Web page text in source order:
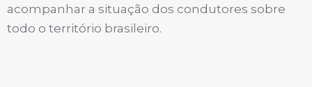
acompanhar a situação dos condutores sobre
todo o território brasileiro.